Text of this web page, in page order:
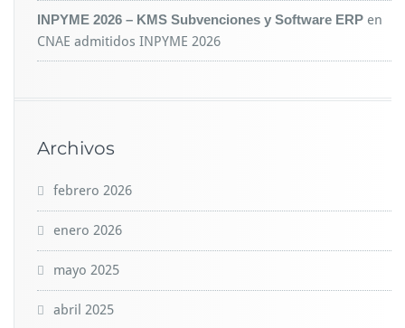
INPYME 2026 – KMS Subvenciones y Software ERP en
CNAE admitidos INPYME 2026
Archivos
febrero 2026
enero 2026
mayo 2025
abril 2025